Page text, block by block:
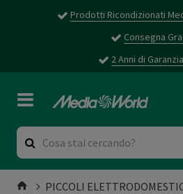
Prodotti Ricondizionati
Consegna
2 Anni di
PICCOLI